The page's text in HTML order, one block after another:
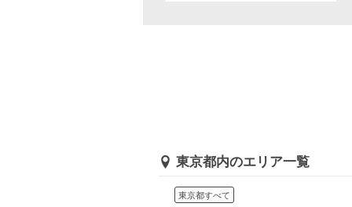
東京都内のエリア一覧
東京都すべて